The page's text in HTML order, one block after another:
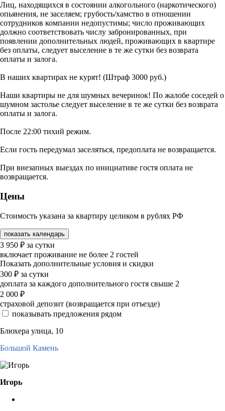
Лиц, находящихся в состоянии алкогольного (наркотического)
опьянения, не заселяем; грубость/хамство в отношении
сотрудников компании недопустимы; число проживающих
должно соответствовать числу забронированных, при
появлении дополнительных людей, проживающих в квартире
без оплаты, следует выселение в те же сутки без возврата
оплаты и залога.
В наших квартирах не курят! (Штраф 3000 руб.)
Наши квартиры не для шумных вечеринок! По жалобе соседей о
шумном застолье следует выселение в те же сутки без возврата
оплаты и залога.
После 22:00 тихий режим.
Если гость передумал заселяться, предоплата не возвращается.
При внезапных выездах по инициативе гостя оплата не
возвращается.
Цены
Стоимость указана за квартиру целиком в рублях РФ
показать календарь
3 950 ₽ за сутки
включает проживание не более 2 гостей
Показать дополнительные условия и скидки
300 ₽ за сутки
доплата за каждого дополнительного гостя свыше 2
2 000 ₽
страховой депозит (возвращается при отъезде)
показывать предложения рядом
Блюхера улица, 10
Большой Камень
Игорь